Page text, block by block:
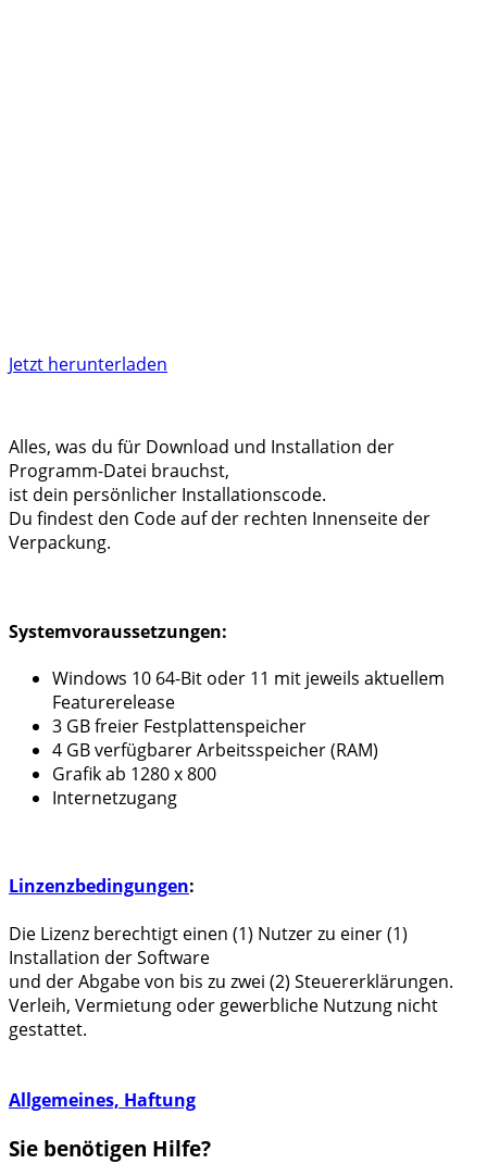
Jetzt herunterladen
Alles, was du für Download und Installation der
Programm-Datei brauchst,
ist dein persönlicher Installationscode.
Du findest den Code auf der rechten Innenseite der
Verpackung.
Systemvoraussetzungen:
Windows 10 64-Bit oder 11 mit jeweils aktuellem
Featurerelease
3 GB freier Festplattenspeicher
4 GB verfügbarer Arbeitsspeicher (RAM)
Grafik ab 1280 x 800
Internetzugang
Linzenzbedingungen:
Die Lizenz berechtigt einen (1) Nutzer zu einer (1)
Installation der Software
und der Abgabe von bis zu zwei (2) Steuererklärungen.
Verleih, Vermietung oder gewerbliche Nutzung nicht
gestattet.
Allgemeines, Haftung
Sie benötigen Hilfe?